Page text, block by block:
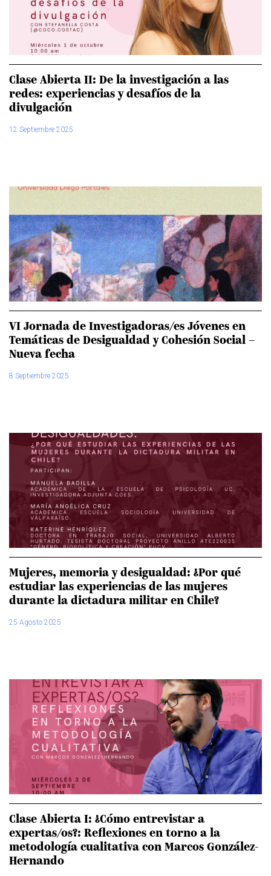
Clase Abierta II: De la investigación a las
redes: experiencias y desafíos de la
divulgación
12 Septiembre 2025
VI Jornada de Investigadoras/es Jóvenes en
Temáticas de Desigualdad y Cohesión Social –
Nueva fecha
8 Septiembre 2025
Mujeres, memoria y desigualdad: ¿Por qué
estudiar las experiencias de las mujeres
durante la dictadura militar en Chile?
25 Agosto 2025
Clase Abierta I: ¿Cómo entrevistar a
expertas/os?: Reflexiones en torno a la
metodología cualitativa con Marcos González-
Hernando